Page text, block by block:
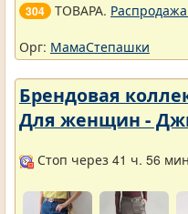
304 ТОВАРА.
Орг: МамаСтепашки
Брендовая
Для женщин -
Стоп через 41 ч. 56